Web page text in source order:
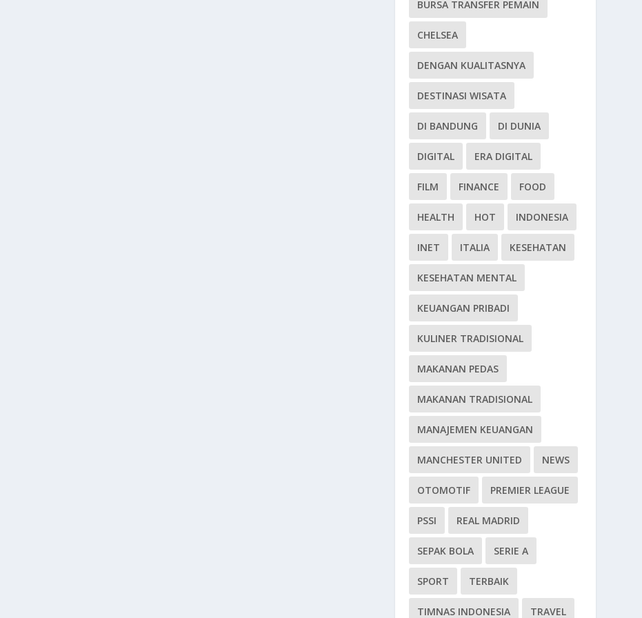
BURSA TRANSFER PEMAIN
CHELSEA
DENGAN KUALITASNYA
DESTINASI WISATA
DI BANDUNG DI DUNIA
DIGITAL ERA DIGITAL
FILM FINANCE FOOD
HEALTH HOT INDONESIA
INET ITALIA KESEHATAN
KESEHATAN MENTAL
KEUANGAN PRIBADI
KULINER TRADISIONAL
MAKANAN PEDAS
MAKANAN TRADISIONAL
MANAJEMEN KEUANGAN
MANCHESTER UNITED NEWS
OTOMOTIF PREMIER LEAGUE
PSSI REAL MADRID
SEPAK BOLA SERIE A
SPORT TERBAIK
TIMNAS INDONESIA TRAVEL